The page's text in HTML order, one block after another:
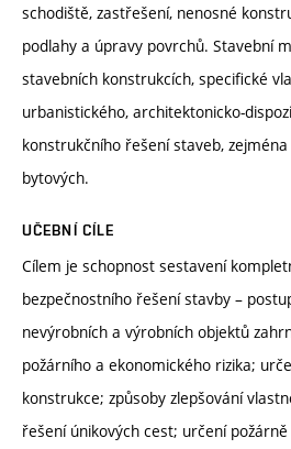
schodiště, zastřešení, nenosné
podlahy a úpravy povrchů. Stavební
stavebních konstrukcích, specifické
urbanistického, architektonicko-
konstrukčního řešení staveb,
bytových.
UČEBNÍ CÍLE
Cílem je schopnost sestavení
bezpečnostního řešení stavby –
nevýrobních a výrobních objektů
požárního a ekonomického rizika;
konstrukce; způsoby zlepšování
řešení únikových cest; určení